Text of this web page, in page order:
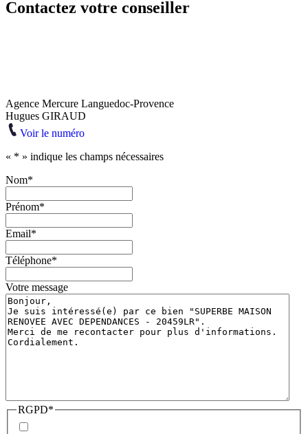
Contactez votre conseiller
Agence Mercure Languedoc-Provence
Hugues GIRAUD
Voir le numéro
« * » indique les champs nécessaires
Nom*
Prénom*
Email*
Téléphone*
Votre message
RGPD*